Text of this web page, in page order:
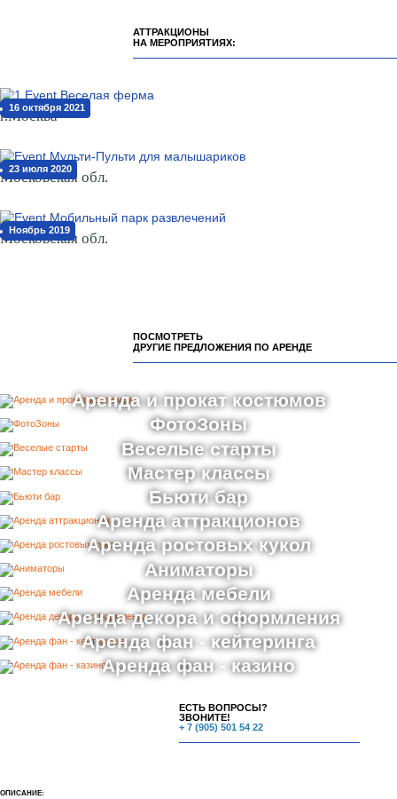
АТТРАКЦИОНЫ
НА МЕРОПРИЯТИЯХ:
16 октября 2021
г.Москва
23 июля 2020
Московская обл.
Ноябрь 2019
Московская обл.
ПОСМОТРЕТЬ
ДРУГИЕ ПРЕДЛОЖЕНИЯ ПО АРЕНДЕ
Аренда и прокат костюмов
ФотоЗоны
Веселые старты
Мастер классы
Бьюти бар
Аренда аттракционов
Аренда ростовых кукол
Аниматоры
Аренда мебели
Аренда декора и оформления
Аренда фан - кейтеринга
Аренда фан - казино
ЕСТЬ ВОПРОСЫ?
ЗВОНИТЕ!
+ 7 (905) 501 54 22
ОПИСАНИЕ: